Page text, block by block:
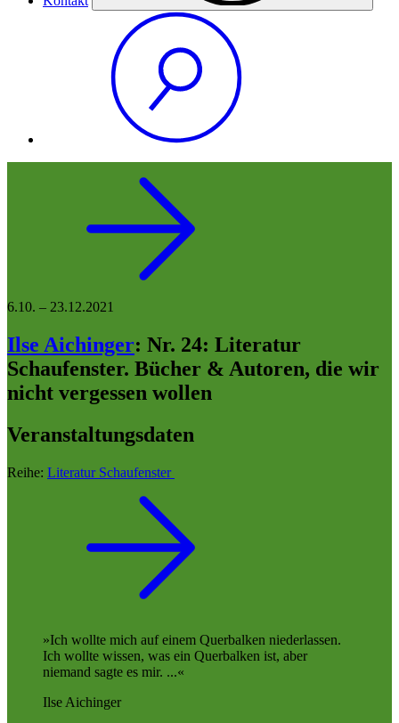
6.10. – 23.12.2021
Ilse Aichinger: Nr. 24: Literatur
Schaufenster. Bücher & Autoren, die wir
nicht vergessen wollen
Veranstaltungsdaten
Reihe: Literatur Schaufenster
Ich wollte mich auf einem Querbalken niederlassen.
Ich wollte wissen, was ein Querbalken ist, aber
niemand sagte es mir. ...
Ilse Aichinger